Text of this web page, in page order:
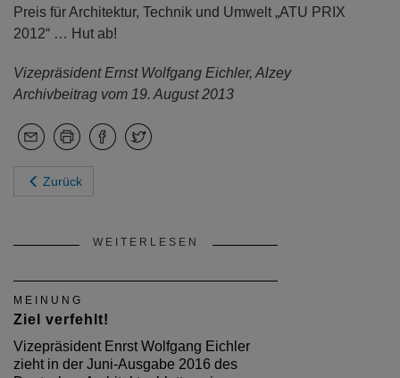
Preis für Architektur, Technik und Umwelt „ATU PRIX
2012“ … Hut ab!
Vizepräsident Ernst Wolfgang Eichler, Alzey
Archivbeitrag vom 19. August 2013
Zurück
WEITERLESEN
MEINUNG
Ziel verfehlt!
Vizepräsident Enrst Wolfgang Eichler
zieht in der Juni-Ausgabe 2016 des